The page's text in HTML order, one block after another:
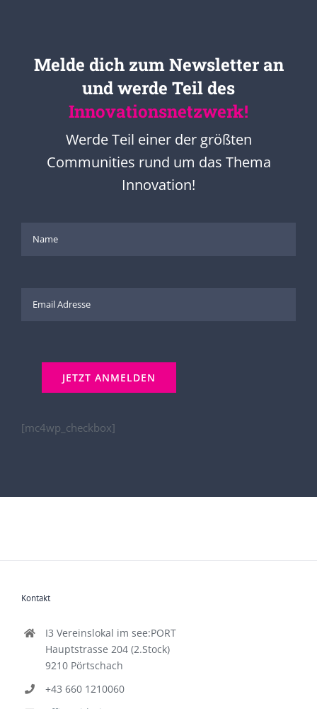
Melde dich zum Newsletter an
und werde Teil des
Innovationsnetzwerk!
Werde Teil einer der größten
Communities rund um das Thema
Innovation!
[mc4wp_checkbox]
Kontakt
I3 Vereinslokal im see:PORT
Hauptstrasse 204 (2.Stock)
9210 Pörtschach
+43 660 1210060